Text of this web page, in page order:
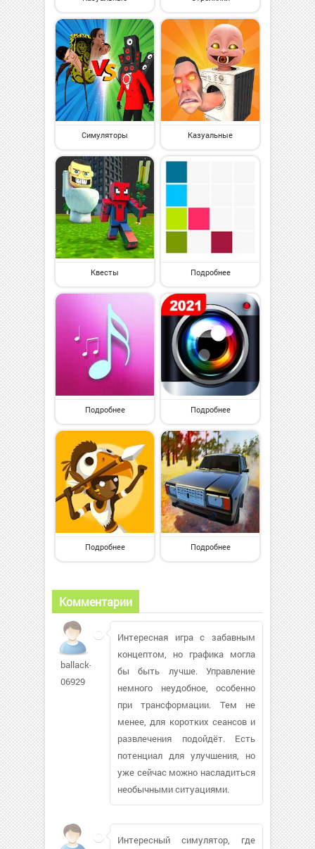
Симуляторы Казуальные
Квесты Подробнее
Подробнее Подробнее
Подробнее Подробнее
Комментарии
ballack-
06929
Интересная игра с забавным
концептом, но графика могла
бы быть лучше. Управление
немного неудобное, особенно
при трансформации. Тем не
менее, для коротких сеансов и
развлечения подойдёт. Есть
потенциал для улучшения, но
уже сейчас можно насладиться
необычными ситуациями.
Интересный симулятор, где